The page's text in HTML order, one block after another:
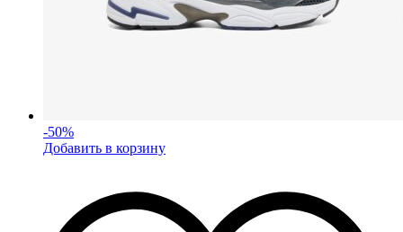
-50%
Добавить в корзину